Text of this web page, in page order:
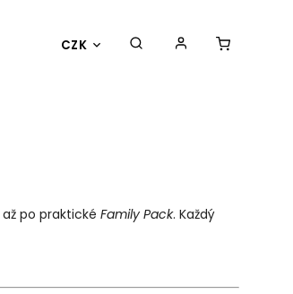
CZKO nás Kontakty
až po praktické Family Pack. Každý